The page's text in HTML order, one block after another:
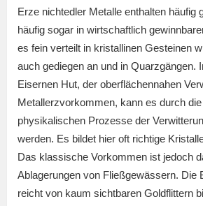
Erze nichtedler Metalle enthalten häufig
häufig sogar in wirtschaftlich
es fein verteilt in kristallinen Gesteinen
auch gediegen an und in Quarzgängen.
Eisernen Hut, der oberflächennahen
Metallerzvorkommen, kann es durch
physikalischen Prozesse der
werden. Es bildet hier oft richtige
Das klassische Vorkommen ist jedoch
Ablagerungen von Fließgewässern. Die
reicht von kaum sichtbaren Goldflittern